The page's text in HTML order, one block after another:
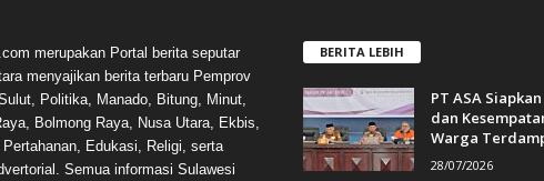
merupakan Portal berita seputar
menyajikan berita terbaru Pemprov
Politika, Manado, Bitung, Minut,
Bolmong Raya, Nusa Utara, Ekbis,
Pertahanan, Edukasi, Religi, serta
Semua informasi Sulawesi
BERITA LEBIH
PT ASA
dan
Warga
28/07/2026